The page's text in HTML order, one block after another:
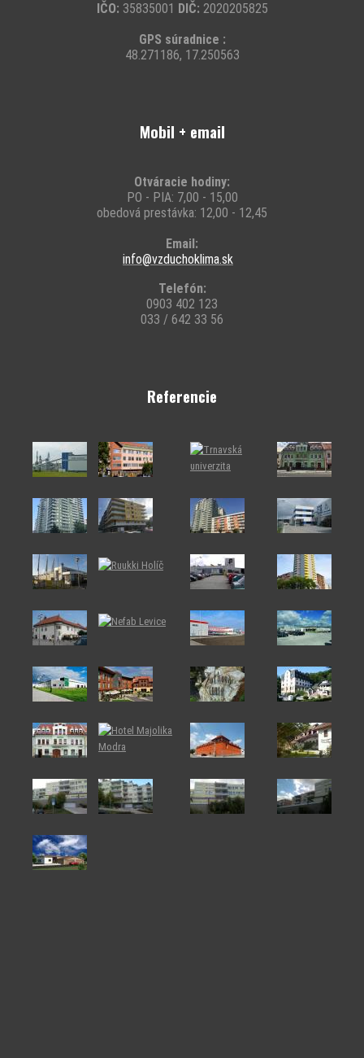
IČO: 35835001 DIČ: 2020205825
GPS súradnice :
48.271186, 17.250563
Mobil + email
Otváracie hodiny:
PO - PIA: 7,00 - 15,00
obedová prestávka: 12,00 - 12,45
Email:
info@vzduchoklima.sk
Telefón:
0903 402 123
033 / 642 33 56
Referencie